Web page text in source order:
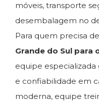
móveis, transporte
desembalagem no
Para quem precisa de
Grande do Sul para
equipe especializada
e confiabilidade em
moderna, equipe